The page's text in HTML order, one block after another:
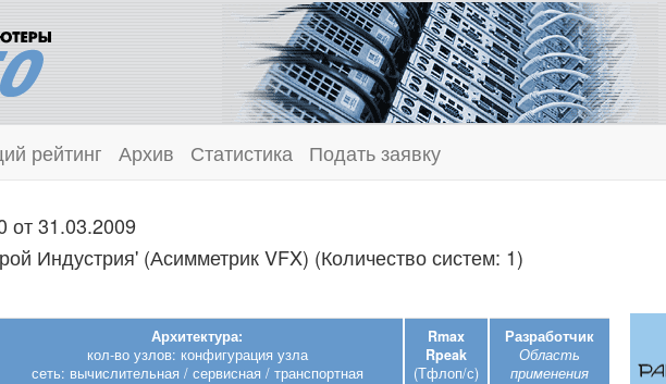
рейтинг Архив Статистика Подать заявку
от 31.03.2009
Индустрия' (Асимметрик VFX) (Количество систем: 1)
Архитектура:
кол-во узлов: конфигурация узла
сеть: вычислительная / сервисная / транспортная
Rmax
Rpeak
(Тфлоп/с)
Разработчик
Область
применения